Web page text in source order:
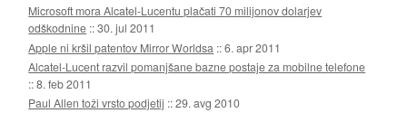
Microsoft mora Alcatel-Lucentu plačati 70 milijonov dolarjev
odškodnine ::30. jul 2011
Apple ni kršil patentov Mirror Worldsa ::6. apr 2011
Alcatel-Lucent razvil pomanjšane bazne postaje za mobilne telefone
::8. feb 2011
Paul Allen toži vrsto podjetij ::29. avg 2010